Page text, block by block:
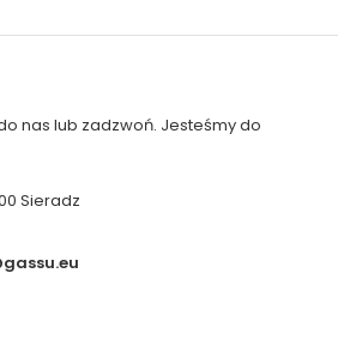
nas lub zadzwoń. Jesteśmy do
Sieradz